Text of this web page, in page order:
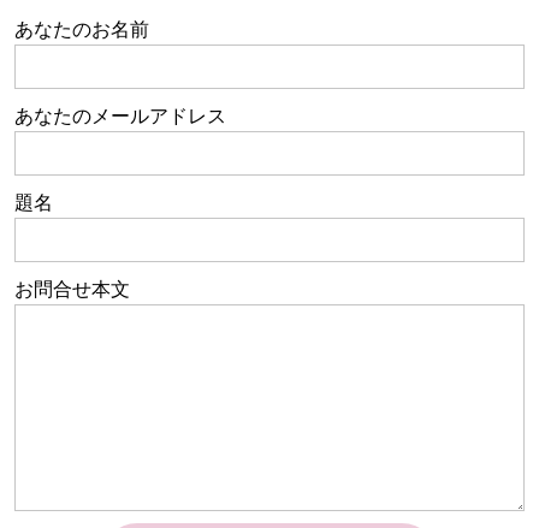
あなたのお名前
あなたのメールアドレス
題名
お問合せ本文